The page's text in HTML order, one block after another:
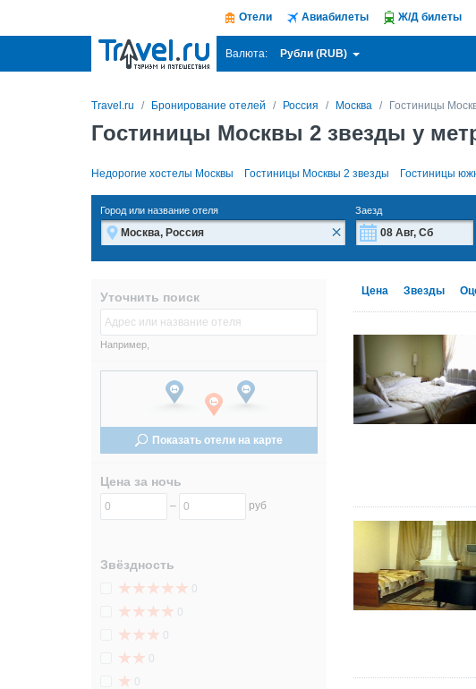
Отели Авиабилеты Ж/Д билеты
Валюта: Рубли (RUB)
Travel.ru Бронирование отелей Россия Москва Гостиницы
Гостиницы Москвы 2 звезды у
Недорогие хостелы Москвы Гостиницы Москвы 2 звезды Гостиницы
Город или название отеля
×
Заезд
11 12
17 18 19
24 25 26
30
11 12
17 18 19
24 25 26
Уточнить поиск
Например,
Показать отели на карте
Цена за ночь
– руб
Звёздность
0
0
0
0
0
Цена Звезды